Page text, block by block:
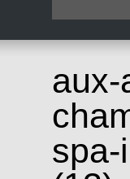
aux-
spa-